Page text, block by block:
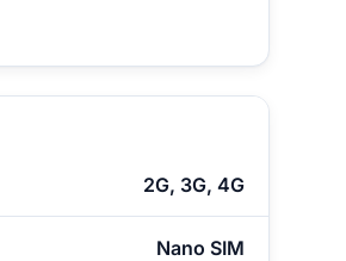
2G, 3G, 4G
Nano SIM